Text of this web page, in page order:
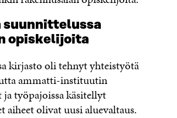
suunnittelussa
opiskelijoita
kirjasto oli tehnyt yhteistyötä
ammatti-instituutin
työpajoissa käsitellyt
aiheet olivat uusi aluevaltaus.